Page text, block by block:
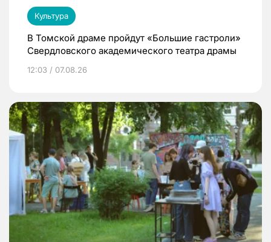
Культура
В Томской драме пройдут «Большие гастроли»
Свердловского академического театра драмы
12:03 / 07.08.26